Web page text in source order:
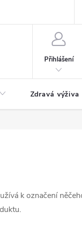
Přihlášení
Zdravá výživa
k označení